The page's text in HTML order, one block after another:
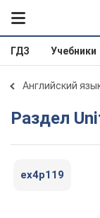
ГДЗ Учебники
Английский
Раздел
ex4p119